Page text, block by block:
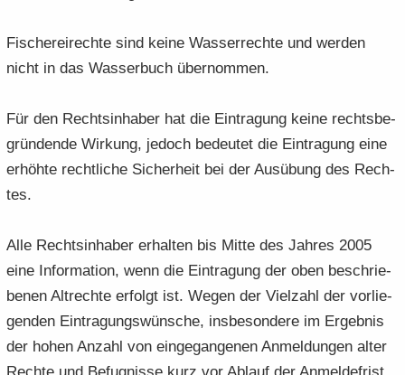
Fi­sche­rei­rech­te sind keine Was­ser­rech­te und wer­den
nicht in das Was­ser­buch über­nom­men.
Für den Rechts­in­ha­ber hat die Ein­tra­gung keine rechts­be­
grün­den­de Wir­kung, je­doch be­deu­tet die Ein­tra­gung eine
er­höh­te recht­li­che Si­cher­heit bei der Aus­übung des Rech­
tes.
Alle Rechts­in­ha­ber er­hal­ten bis Mitte des Jah­res 2005
eine In­for­ma­ti­on, wenn die Ein­tra­gung der oben be­schrie­
be­nen Alt­rech­te er­folgt ist. Wegen der Viel­zahl der vor­lie­
gen­den Ein­tra­gungs­wün­sche, ins­be­son­de­re im Er­geb­nis
der hohen An­zahl von ein­ge­gan­ge­nen An­mel­dun­gen alter